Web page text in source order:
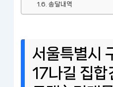
송달내역
서울특별시
17나길 집합